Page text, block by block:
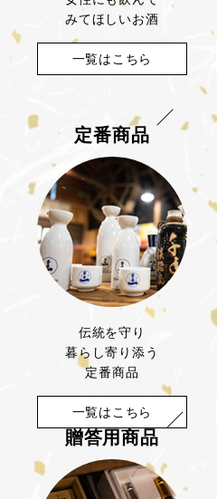
みてほしいお酒
一覧はこちら
定番商品
伝統を守り
暮らし寄り添う
定番商品
一覧はこちら
贈答用商品